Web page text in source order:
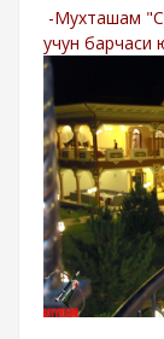
-Мухташам
учун барчаси